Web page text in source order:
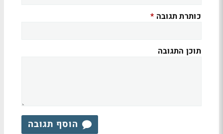
כותרת תגובה *
תוכן התגובה
הוסף תגובה